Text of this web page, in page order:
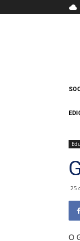
25
O